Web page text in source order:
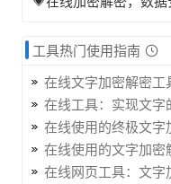
工具热门使用指南
在线文字加密解密
在线工具：实现文字
在线使用的终极文字
在线使用的文字加密
在线网页工具：文字